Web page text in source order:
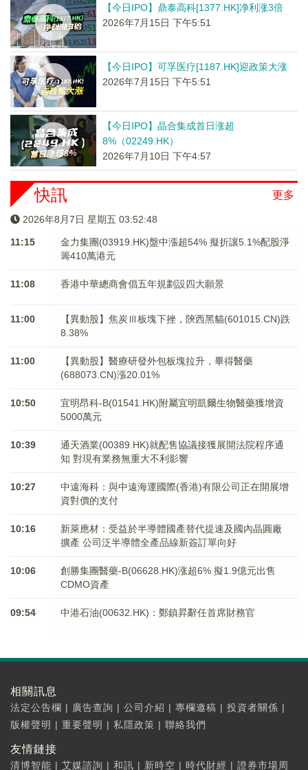
【今日IPO】鼎泰高科[1377.HK]净利涨3倍
2026年7月15日 下午5:51
【今日IPO】可孚医疗[1187.HK]迎政策大涨
2026年7月15日 下午5:51
【今日IPO】晶合集成首日涨超
8%（02249.HK）
2026年7月10日 下午4:57
更多
快訊
2026年8月7日 星期五 03:52:48
11:15
金力集團(03919.HK)盤中漲超54% 擬折讓5.1%配股淨
籌410萬港元
11:08 香港中華總商會倡五年規劃設四大願景
11:00
【異動股】焦炭Ⅲ板塊下挫，陝西黑貓(601015.CN)跌
8.38%
11:00
【異動股】醫療研發外包板塊拉升，畢得醫藥
(688073.CN)漲20.01%
10:50
宜明昂科-B(01541.HK)附屬宜明凱爾生物醫藥獲增資
5000萬元
10:39
通天酒業(00389.HK)就配售協議接獲展開法院程序通
知 對現有業務無重大不利影響
10:27
中遠海科：與中遠海運國際(香港)有限公司正在開展增
資對價的支付
10:16
新萊應材：受益於半導體國產替代提速及國內晶圓廠
擴產 公司泛半導體全產品線新簽訂單向好
10:06
創勝集團醫藥-B(06628.HK)涨超6% 擬1.9億元出售
CDMO資產
09:54 中港石油(00632.HK)：鄭鎮昇辭任首席財務官
相關訊息
法定公告欄 | 廣告查詢 | 公司介紹 | 專欄邀稿 | 投資者關係 |
版權聲明 | 重要聲明 | 私隱政策 | 聯絡我們
友情鏈接
清博智能 | 艾媒諮詢 | 和訊 | 新時空 | 時代財經 | 證券市場周